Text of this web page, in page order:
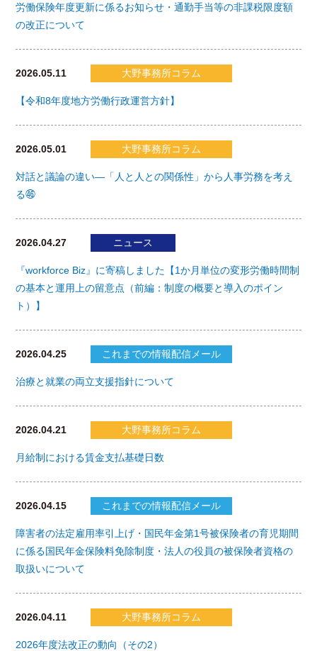
労働保険年度更新に係るお知らせ・通勤手当等の非課税限度額
の改正について
2026.05.11 大野事務所コラム
【令和8年度地方労働行政運営方針】
2026.05.01 大野事務所コラム
対話と議論の違い―「人と人との関係性」から人事労務を考え
る㊻
2026.04.27 ニュース
『workforce Biz』に寄稿しました【1か月単位の変形労働時間制
の基本と運用上の留意点（前編：制度の概要と導入のポイン
ト）】
2026.04.25 これまでの情報配信メール
治療と就業の両立支援指針について
2026.04.21 大野事務所コラム
月給制における賃金支払基礎日数
2026.04.15 これまでの情報配信メール
障害者の法定雇用率引上げ・国民年金第1号被保険者の育児期間
に係る国民年金保険料免除制度・法人の役員の被保険者資格の
取扱いについて
2026.04.11 大野事務所コラム
2026年度法改正の動向（その2）